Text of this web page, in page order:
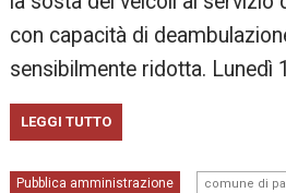
con capacità di
sensibilmente ridotta. Lunedì
LEGGI TUTTO
Pubblica amministrazione comune di